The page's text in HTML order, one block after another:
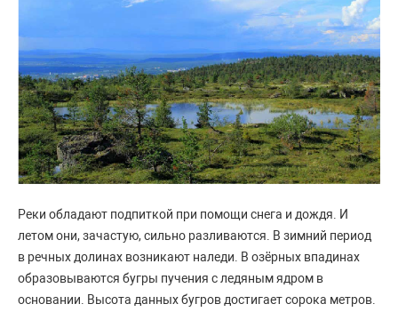
Реки обладают подпиткой при помощи снега и дождя. И
летом они, зачастую, сильно разливаются. В зимний период
в речных долинах возникают наледи. В озёрных впадинах
образовываются бугры пучения с ледяным ядром в
основании. Высота данных бугров достигает сорока метров.